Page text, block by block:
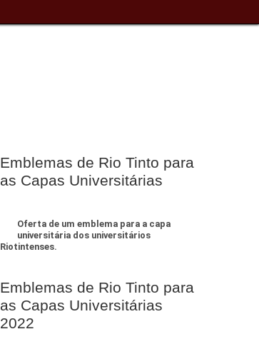
Emblemas de Rio Tinto para
as Capas Universitárias
Oferta de um emblema para a capa
universitária dos universitários
Riotintenses.
Emblemas de Rio Tinto para
as Capas Universitárias
2022